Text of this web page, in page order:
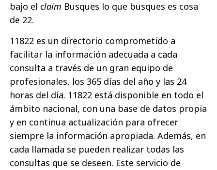
bajo el claim Busques lo que busques es cosa
de 22.
11822 es un directorio comprometido a
facilitar la información adecuada a cada
consulta a través de un gran equipo de
profesionales, los 365 días del año y las 24
horas del día. 11822 está disponible en todo el
ámbito nacional, con una base de datos propia
y en continua actualización para ofrecer
siempre la información apropiada. Además, en
cada llamada se pueden realizar todas las
consultas que se deseen. Este servicio de